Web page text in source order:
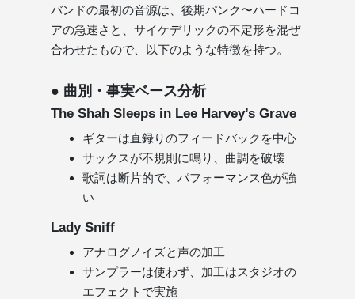
バンドの最初の音源は、後期パンク〜ハードコ
アの急速さと、サイケデリックの不定形を混ぜ
合わせたもので、以下のような特徴を持つ。
● 曲別・事実ベース分析
The Shah Sleeps in Lee Harvey’s Grave
ギターは直録りのフィードバックを中心
サックスが不規則に鳴り、曲調を破壊
歌詞は断片的で、パフォーマンス色が強
い
Lady Sniff
アナログノイズと声の加工
サンプラーは使わず、加工はスタジオの
エフェクトで実施